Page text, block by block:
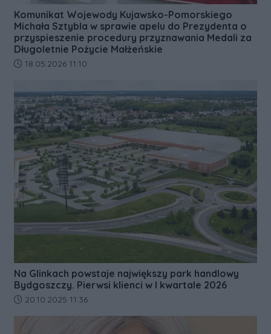
Komunikat Wojewody Kujawsko-Pomorskiego
Michała Sztybla w sprawie apelu do Prezydenta o
przyspieszenie procedury przyznawania Medali za
Długoletnie Pożycie Małżeńskie
Data dodania artykułu:
18.05.2026 11:10
Na Glinkach powstaje największy park handlowy
Bydgoszczy. Pierwsi klienci w I kwartale 2026
Data dodania artykułu:
20.10.2025 11:36